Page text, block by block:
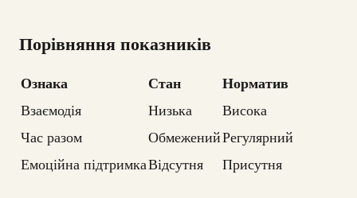
Порівняння показників
Ознака Стан Норматив
Взаємодія Низька
Висока
Час разом
ОбмеженийРегулярний
Емоційна підтримкаВідсутня Присутня